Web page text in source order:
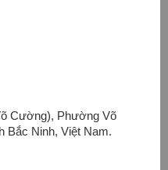
Cường), Phường Võ
Bắc Ninh, Việt Nam.